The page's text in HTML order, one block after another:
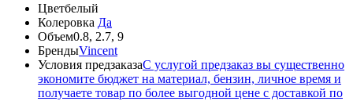
Цветбелый
Колеровка Да
Объем0.8, 2.7, 9
БрендыVincent
Условия предзаказаС услугой предзаказ вы существенно
экономите бюджет на материал, бензин, личное время и
получаете товар по более выгодной цене с доставкой по